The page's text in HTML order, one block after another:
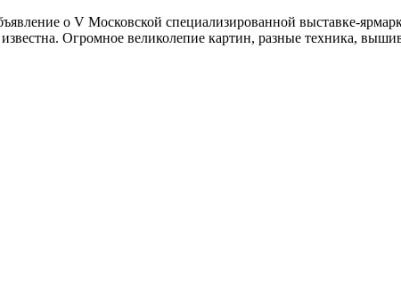
о V Московской специализированной выставке-
Огромное великолепие картин, разные техника,